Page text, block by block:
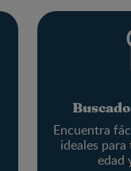
Encuentra
ideales
edad